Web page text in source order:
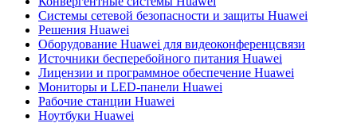
Системы сетевой безопасности и защиты Huawei
Решения Huawei
Оборудование Huawei для видеоконференцсвязи
Источники бесперебойного питания Huawei
Лицензии и программное обеспечение Huawei
Мониторы и LED-панели Huawei
Рабочие станции Huawei
Ноутбуки Huawei